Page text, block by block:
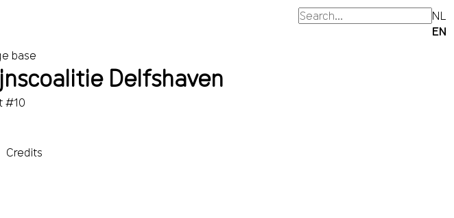
NL
EN
base
Delfshaven
#10
Credits